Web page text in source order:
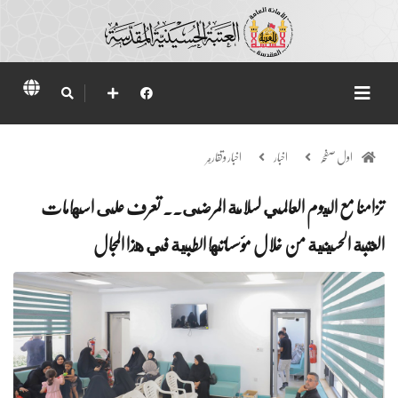
اول صفحہ اخبار اخبار وتقارير
تزامنا مع اليوم العالمي لسلامة المرضى.. تعرف على اسهامات
العتبة الحسينية من خلال مؤسساتها الطبية في هذا المجال